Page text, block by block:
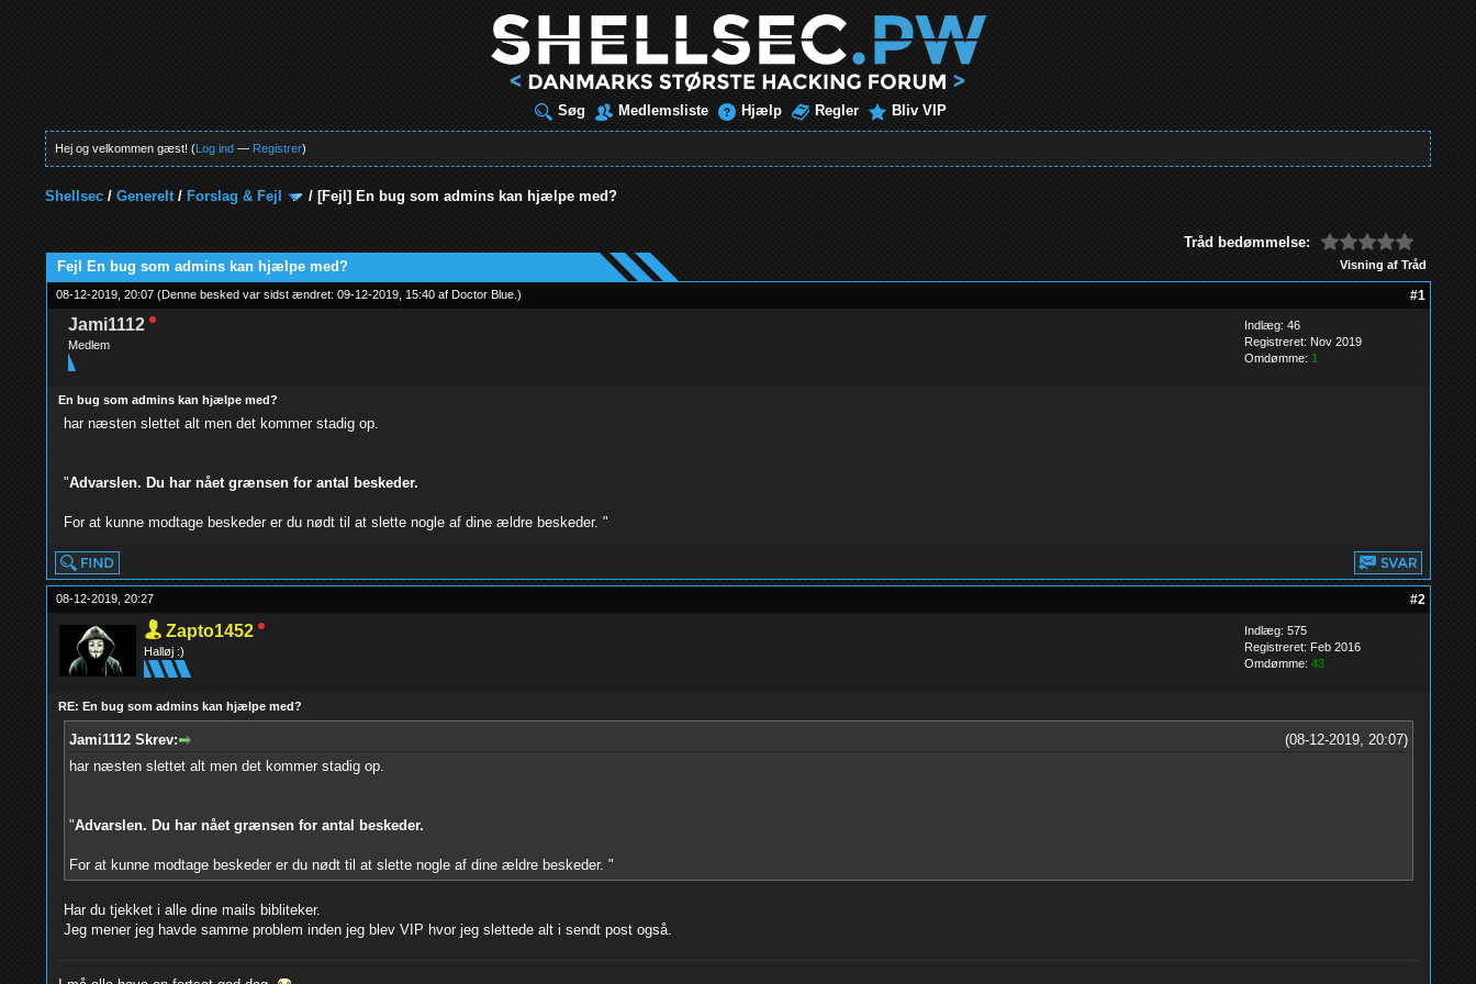
Søg Medlemsliste Hjælp Regler Bliv VIP
Hej og velkommen gæst! (Log ind — Registrer)
Shellsec /Generelt/ Forslag & Fejl / [Fejl] En bug som admins kan hjælpe med?
Tråd bedømmelse:
Visning af Tråd
Fejl En bug som admins kan hjælpe med?
08-12-2019, 20:07 (Denne besked var sidst ændret: 09-12-2019, 15:40 af Doctor Blue. ) #1
Jami1112
Medlem
Indlæg: 46
Registreret: Nov 2019
Omdømme: 1
En bug som admins kan hjælpe med?
har næsten slettet alt men det kommer stadig op.
"Advarslen. Du har nået grænsen for antal beskeder.
For at kunne modtage beskeder er du nødt til at slette nogle af dine ældre beskeder. "
08-12-2019, 20:27 #2
Zapto1452
Halløj :)
Indlæg: 575
Registreret: Feb 2016
Omdømme: 43
RE: En bug som admins kan hjælpe med?
(08-12-2019, 20:07)
Jami1112 Skrev:
har næsten slettet alt men det kommer stadig op.
"Advarslen. Du har nået grænsen for antal beskeder.
For at kunne modtage beskeder er du nødt til at slette nogle af dine ældre beskeder. "
Har du tjekket i alle dine mails bibliteker.
Jeg mener jeg havde samme problem inden jeg blev VIP hvor jeg slettede alt i sendt post også.